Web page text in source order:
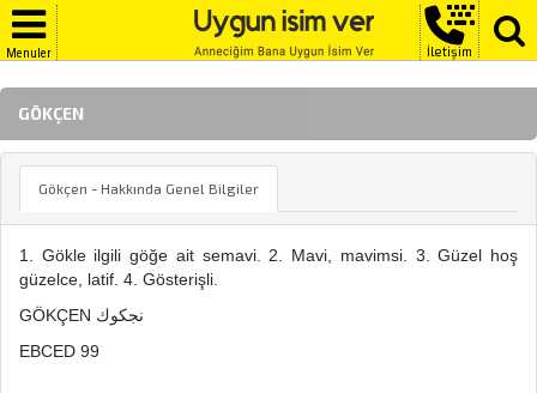
Menuler İletişim
GÖKÇEN
Gökçen - Hakkında Genel Bilgiler
1. Gökle ilgili göğe ait semavi. 2. Mavi, mavimsi. 3. Güzel hoş
güzelce, latif. 4. Gösterişli.
GÖKÇEN نجكوك
EBCED 99